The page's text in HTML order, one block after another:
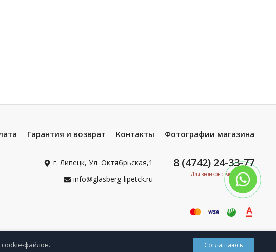
Гарантия и возврат Контакты Фотографии магазина
г. Липецк, Ул. Октябрьская,1
info@glasberg-lipetck.ru
8 (4742) 24-33-77
Для звонков с мобильных
файлов. Соглашаюсь